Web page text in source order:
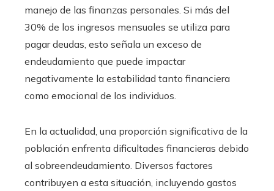
manejo de las finanzas personales. Si más del
30% de los ingresos mensuales se utiliza para
pagar deudas, esto señala un exceso de
endeudamiento que puede impactar
negativamente la estabilidad tanto financiera
como emocional de los individuos.
​En la actualidad, una proporción significativa de la
población enfrenta dificultades financieras debido
al sobreendeudamiento. Diversos factores
contribuyen a esta situación, incluyendo gastos